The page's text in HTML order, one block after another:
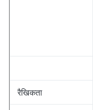
रैखिकता